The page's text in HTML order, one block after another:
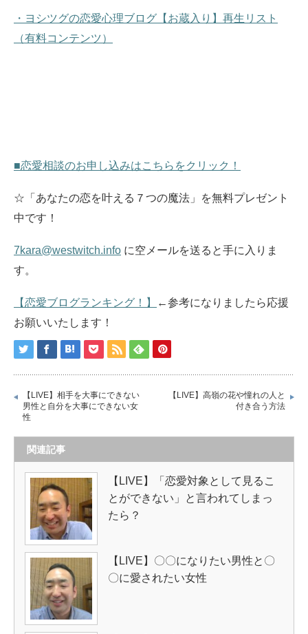
・ヨシツグの恋愛心理ブログ【お蔵入り】再生リスト
（有料コンテンツ）
■恋愛相談のお申し込みはこちらをクリック！
☆「あなたの恋を叶える７つの魔法」を無料プレゼント
中です！
7kara@westwitch.info に空メールを送ると手に入りま
す。
【恋愛ブログランキング！】
←参考になりましたら応援
お願いいたします！
【LIVE】相手を大事にできない
男性と自分を大事にできない女
性
【LIVE】高嶺の花や憧れの人と
付き合う方法
関連記事
【LIVE】「恋愛対象として見るこ
とができない」と言われてしまっ
たら？
【LIVE】〇〇になりたい男性と〇
〇に愛されたい女性